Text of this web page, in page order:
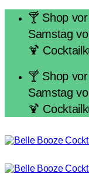
springen
🍸 Shop
Samstag
🍹
🍸 Shop
Samstag
🍹